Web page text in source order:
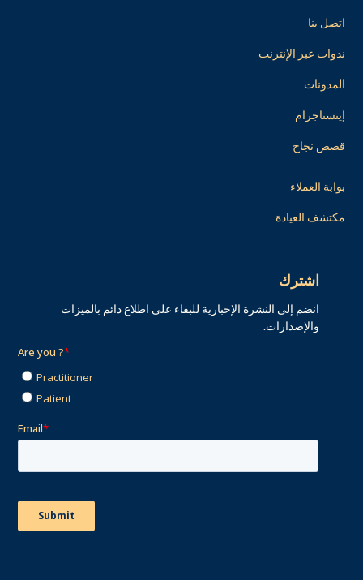
اتصل بنا
ندوات عبر الإنترنت
المدونات
إينستاجرام
قصص نجاح
بوابة العملاء
مكتشف العيادة
اشترك
انضم إلى النشرة الإخبارية للبقاء على اطلاع دائم بالميزات
والإصدارات.